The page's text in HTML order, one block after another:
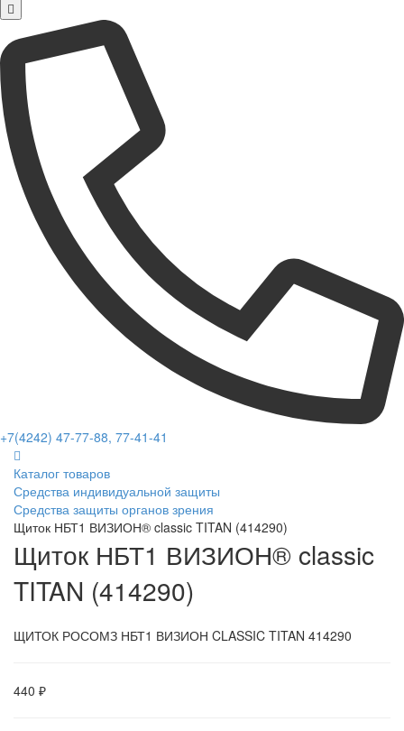
+7(4242) 47-77-88, 77-41-41
Каталог товаров
Средства индивидуальной защиты
Средства защиты органов зрения
Щиток НБТ1 ВИЗИОН® classic TITAN (414290)
Щиток НБТ1 ВИЗИОН® classic
TITAN (414290)
ЩИТОК РОСОМЗ НБТ1 ВИЗИОН CLASSIC TITAN 414290
440 ₽